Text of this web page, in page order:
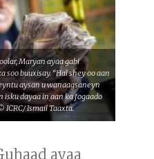
Maryan ayaa gabi
soo buuxisay. “Hal shey oo aan
aysan u wanaagsaneyn
isku dayaa in aan ka fogaado
ICRC/ Ismail Taaxta.
ayaa